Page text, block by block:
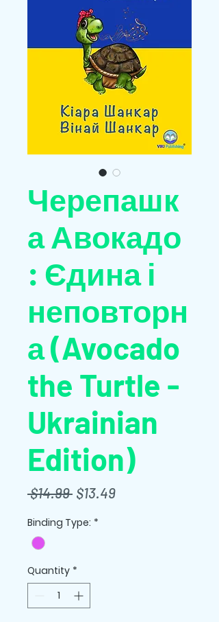
Черепашк
а Авокадо
: Єдина і
неповторн
а (Avocado
the Turtle -
Ukrainian
Edition)
$14.99 Regular
$13.49Sale
Binding Type: *
Quantity *